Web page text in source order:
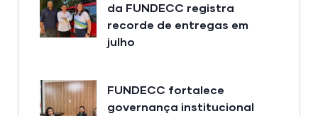
da FUNDECC registra
recorde de entregas em
julho
FUNDECC fortalece
governança institucional